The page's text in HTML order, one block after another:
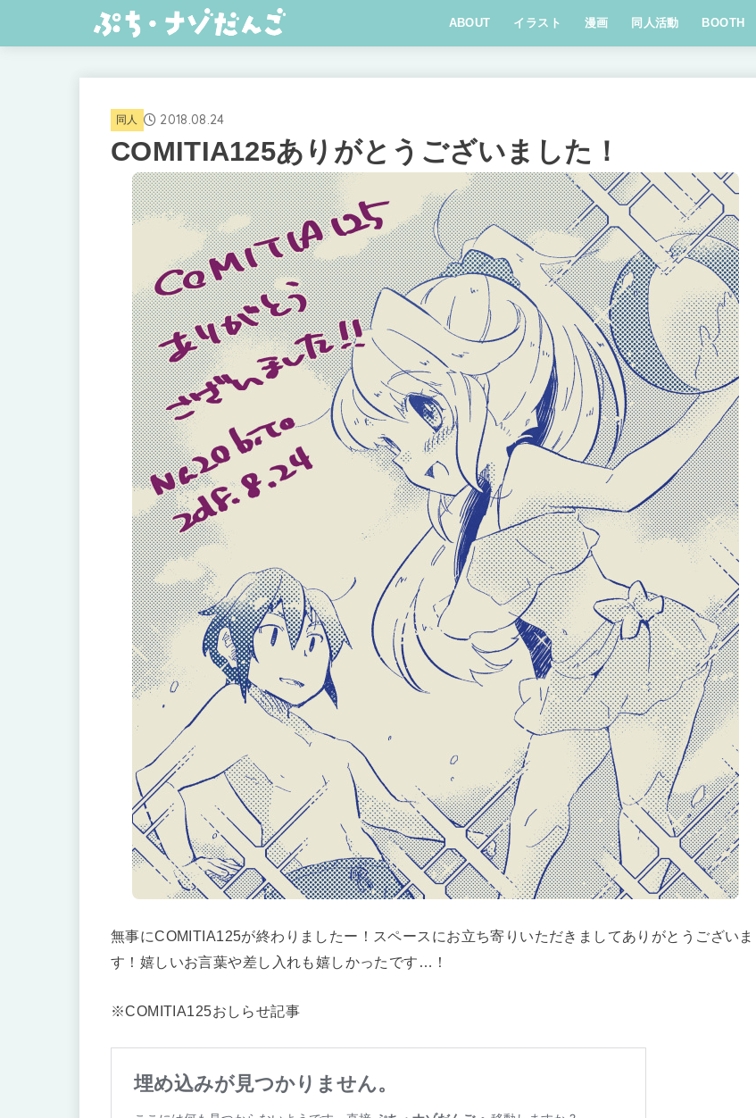
ABOUT イラスト 漫画 同人活動 BOOTH
同人 2018.08.24
COMITIA125ありがとうございました！
無事にCOMITIA125が終わりましたー！スペースにお立ち寄りいただきましてありがとうございま
す！嬉しいお言葉や差し入れも嬉しかったです…！
※COMITIA125おしらせ記事